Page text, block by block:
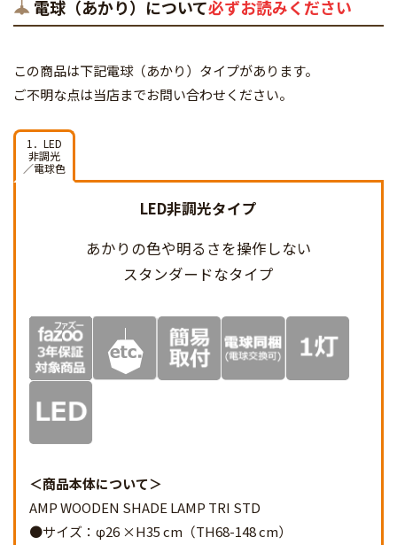
電球（あかり）について必ずお読みください
この商品は下記電球（あかり）タイプがあります。
ご不明な点は当店までお問い合わせください。
1．LED
非調光
／電球色
LED非調光タイプ
あかりの色や明るさを操作しない
スタンダードなタイプ
商品本体について
AMP WOODEN SHADE LAMP TRI STD
●サイズ：φ26 ×H35 cm（TH68-148 cm）